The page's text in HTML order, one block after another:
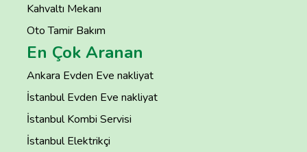
Kahvaltı Mekanı
Oto Tamir Bakım
En Çok Aranan
Ankara Evden Eve nakliyat
İstanbul Evden Eve nakliyat
İstanbul Kombi Servisi
İstanbul Elektrikçi